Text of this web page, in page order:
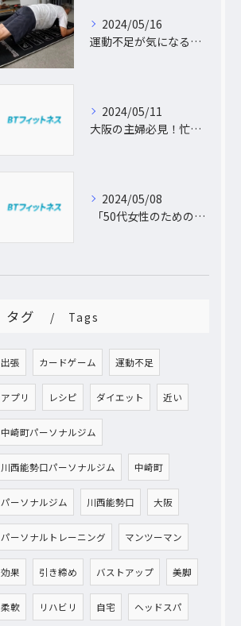
2024/05/16
運動不足が気になるあなたへ。大阪中崎町で自宅にパーソナルトレーナーがおうかがし!プライベート空間で理想のカラダづくり
2024/05/11
大阪の主婦必見！忙しい日常に合わせた出張パーソナルトレーニングで理想のボディを手に入れよう
2024/05/08
「50代女性のためのパーソナルトレーニング！運動不足から脱出し、理想の体型を手に入れよう」
タグ Tags
出張 カードゲーム 運動不足
アプリ レシピ ダイエット 近い
中崎町パーソナルジム
川西能勢口パーソナルジム 中崎町
パーソナルジム 川西能勢口 大阪
パーソナルトレーニング マンツーマン
効果 引き締め バストアップ 美脚
柔軟 リハビリ 自宅 ヘッドスパ